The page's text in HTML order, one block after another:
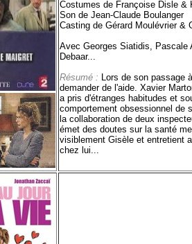
Costumes de Françoise Disle &
Son de Jean-Claude Boulanger
Casting de Gérard Moulévrier &
Avec Georges Siatidis, Pascale
Debaar...
Résumé : Lors de son passage
demander de l'aide. Xavier
a pris d'étranges habitudes et
comportement obsessionnel de
la collaboration de deux
émet des doutes sur la santé
visiblement Gisèle et entretient
chez lui...